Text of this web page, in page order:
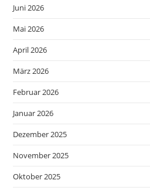
Juni 2026
Mai 2026
April 2026
März 2026
Februar 2026
Januar 2026
Dezember 2025
November 2025
Oktober 2025